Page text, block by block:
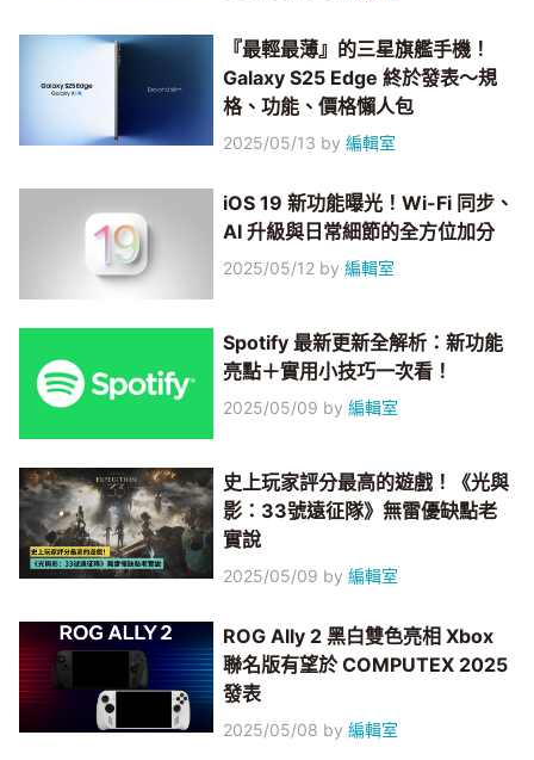
『最輕最薄』的三星旗艦手機！
Galaxy S25 Edge 終於發表～規
格、功能、價格懶人包
2025/05/13 by編輯室
iOS 19 新功能曝光！Wi-Fi 同步、
AI 升級與日常細節的全方位加分
2025/05/12 by編輯室
Spotify 最新更新全解析：新功能
亮點＋實用小技巧一次看！
2025/05/09 by編輯室
史上玩家評分最高的遊戲！《光與
影：33號遠征隊》無雷優缺點老
實說
2025/05/09 by編輯室
ROG Ally 2 黑白雙色亮相 Xbox
聯名版有望於 COMPUTEX 2025
發表
2025/05/08 by編輯室